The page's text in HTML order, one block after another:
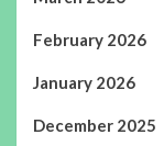
February 2026
January 2026
December 2025